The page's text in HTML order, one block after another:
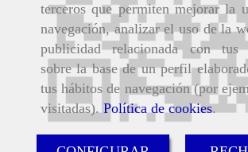
terceros que permiten mejorar la
navegación, analizar el uso de la
publicidad relacionada con tus
sobre la base de un perfil
tus hábitos de navegación (por
visitadas). Política de cookies.